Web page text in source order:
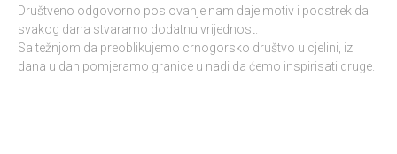
Društveno odgovorno poslovanje nam daje motiv i podstrek da
svakog dana stvaramo dodatnu vrijednost.
Sa težnjom da preoblikujemo crnogorsko društvo u cjelini, iz
dana u dan pomjeramo granice u nadi da ćemo inspirisati druge.